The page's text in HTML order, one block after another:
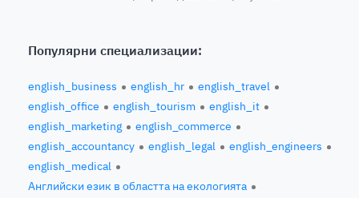
Популярни специализации:
english_business english_hr
english_travel
english_office
english_tourism
english_it
english_marketing
english_commerce
english_accountancy
english_legal
english_engineers
english_medical
Английски език в областта на екологията